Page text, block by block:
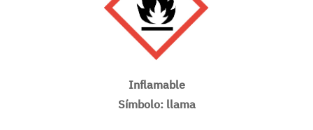
Inflamable
Símbolo: llama